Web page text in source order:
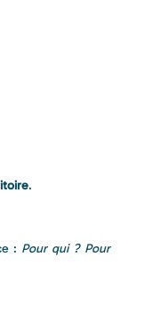
.
: Pour qui ? Pour